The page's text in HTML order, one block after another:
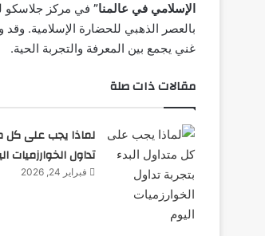
الإسلامي في عالمنا” في مركز جلاسكو
بالعصر الذهبي للحضارة الإسلامية.
غني يجمع بين المعرفة والتجربة الحية.
مقالات ذات صلة
لماذا يجب على كل
تداول الخوارزميات
فبراير 24, 2026